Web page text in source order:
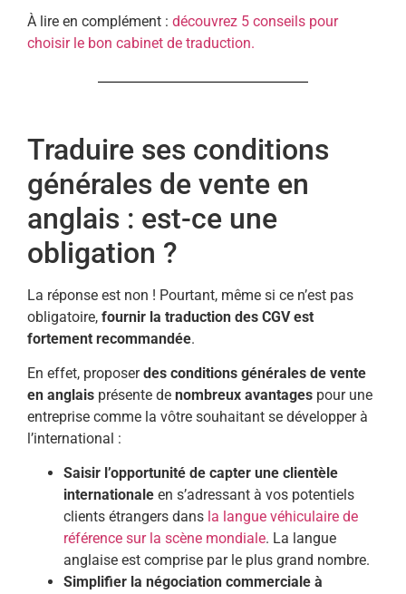
À lire en complément : découvrez 5 conseils pour
choisir le bon cabinet de traduction.
Traduire ses conditions
générales de vente en
anglais : est-ce une
obligation ?
La réponse est non ! Pourtant, même si ce n’est pas
obligatoire, fournir la traduction des CGV est
fortement recommandée.
En effet, proposerdes conditions générales de vente
en anglais présente de nombreux avantages pour une
entreprise comme la vôtre souhaitant se développer à
l’international :
Saisir l’opportunité de capter une clientèle
internationale en s’adressant à vos potentiels
clients étrangers dans la langue véhiculaire de
référence sur la scène mondiale. La langue
anglaise est comprise par le plus grand nombre.
Simplifier la négociation commerciale à